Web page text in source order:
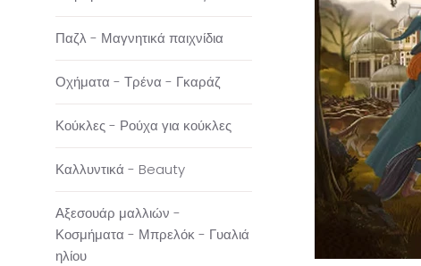
Παζλ - Μαγνητικά παιχνίδια
Οχήματα - Τρένα - Γκαράζ
Κούκλες - Ρούχα για κούκλες
Καλλυντικά - Beauty
Αξεσουάρ μαλλιών -
Κοσμήματα - Μπρελόκ - Γυαλιά
ηλίου